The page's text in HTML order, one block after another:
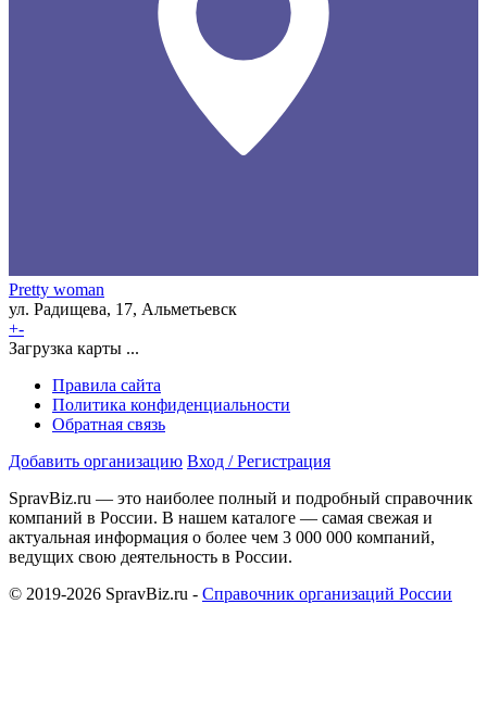
Pretty woman
ул. Радищева, 17, Альметьевск
+-
Загрузка карты ...
Правила сайта
Политика конфиденциальности
Обратная связь
Добавить организацию Вход / Регистрация
SpravBiz.ru — это наиболее полный и подробный справочник
компаний в России. В нашем каталоге — самая свежая и
актуальная информация о более чем 3 000 000 компаний,
ведущих свою деятельность в России.
© 2019-2026 SpravBiz.ru - Справочник организаций России